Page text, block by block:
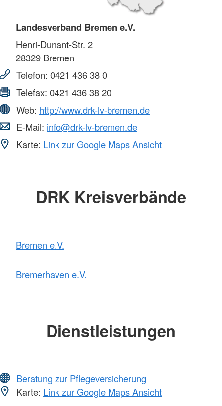
Landesverband Bremen e.V.
Henri-Dunant-Str. 2
28329 Bremen
Telefon: 0421 436 38 0
Telefax: 0421 436 38 20
Web: http://www.drk-lv-bremen.de
E-Mail: info@drk-lv-bremen.de
Karte: Link zur Google Maps Ansicht
DRK Kreisverbände
Bremen e.V.
Bremerhaven e.V.
Dienstleistungen
Beratung zur Pflegeversicherung
Karte: Link zur Google Maps Ansicht